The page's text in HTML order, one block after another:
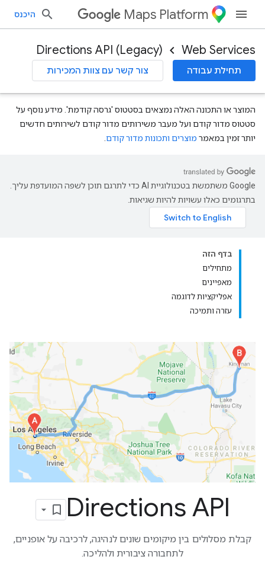
Maps Platform היכנס
Web Services
Directions API (Legacy)
תחילת עבודה צור קשר עם צוות המכירות
המוצר או התכונה האלה נמצאים בסטטוס 'גרסה קודמת'. מידע נוסף על
סטטוס מדור קודם ועל מעבר משירותים מדור קודם לשירותים חדשים
יותר זמין במאמר מוצרים ותכונות מדור קודם
‫Google משתמשת בטכנולוגיית AI כדי לתרגם תוכן לשפה המועדפת עליך.
בתרגומים כאלו עשויות להיות שגיאות.
בדף הזה
מתחילים
מאפיינים
אפליקציות לדוגמה
עזרה ותמיכה
Directions API
קבלת מסלולים בין מיקומים שונים לנהיגה, לרכיבה על אופניים,
לתחבורה ציבורית ולהליכה.